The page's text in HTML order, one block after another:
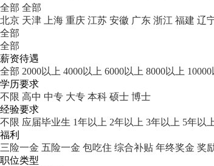
全部 全部
北京 天津 上海 重庆 江苏 安徽 广东 浙江 福建 辽
全部
全部
薪资待遇
全部 2000以上 4000以上 6000以上 8000以上
学历要求
不限 高中 中专 大专 本科 硕士 博士
经验要求
不限 应届毕业生 1年以上 2年以上 3年以上 5年以
福利
三险一金 五险一金 包吃住 综合补贴 年终奖金 奖
职位类型